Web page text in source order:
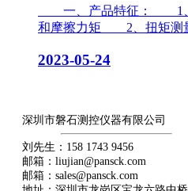
一、产品特征： 1、
和摩擦力矩 2、扭矩测
2023-05-24
深圳市磐石测控仪器有限公司
刘先生：158 1743 9456
邮箱：liujian@pansck.com
邮箱：sales@pansck.com